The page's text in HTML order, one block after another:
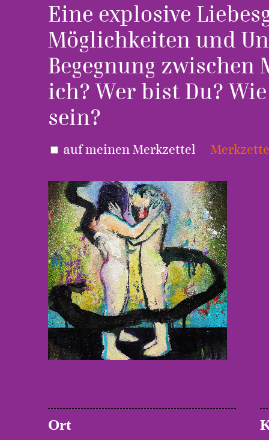
Eine explosive
Möglichkeiten und
Begegnung
ich? Wer bist Du?
sein?
auf meinen Merkzettel
Ort